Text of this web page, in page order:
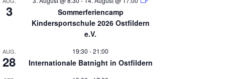
3
Sommerferiencamp
Kindersportschule 2026 Ostfildern
e.V.
AUG.
28
19:30 -21:00
Internationale Batnight in Ostfildern